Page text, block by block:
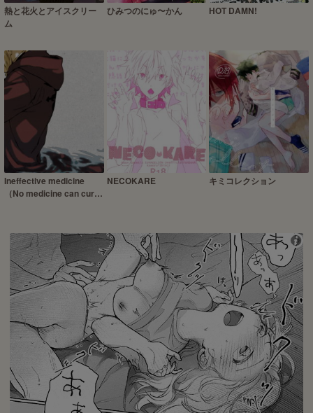
熱と花火とアイスクリー
ム
ひみつのにゅ〜かん HOT DAMN!
Ineffective medicine
（No medicine can cure
NECOKARE キミコレクション